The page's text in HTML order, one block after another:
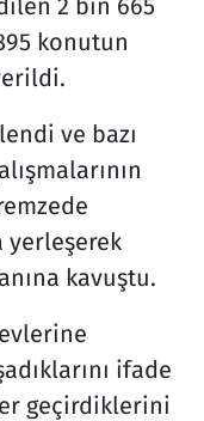
konutun
ve bazı
yerleşerek
kavuştu.
ifade
geçirdiklerini